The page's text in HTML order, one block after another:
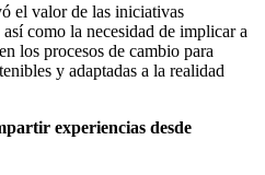
el valor de las iniciativas
como la necesidad de implicar a
los procesos de cambio para
y adaptadas a la realidad
experiencias desde